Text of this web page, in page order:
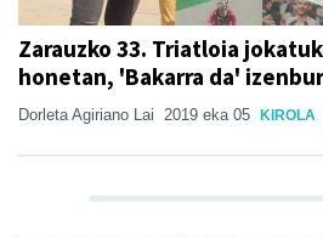
Zarauzko 33. Triatloia
honetan, 'Bakarra da'
Dorleta Agiriano Lai 2019 eka 05 KIROLA